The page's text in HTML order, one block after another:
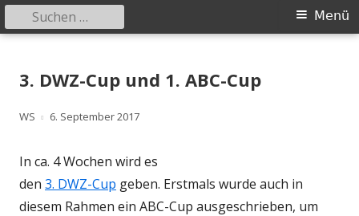
zum
Primäres
Menü
Suchen
nach:
3. DWZ-Cup und 1. ABC-Cup
Autor
WS
Veröffentlicht
6. September 2017
In ca. 4 Wochen wird es
den 3. DWZ-Cup geben. Erstmals wurde auch in
diesem Rahmen ein ABC-Cup ausgeschrieben, um